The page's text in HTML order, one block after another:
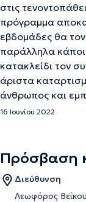
στις
πρόγραμμα
εβδομάδες θα
παράλληλα
κατακλείδι τον
άριστα
άνθρωπος και
16 Ιουνίου 2022
Πρόσβαση
Διεύθυνση
Λεωφόρος